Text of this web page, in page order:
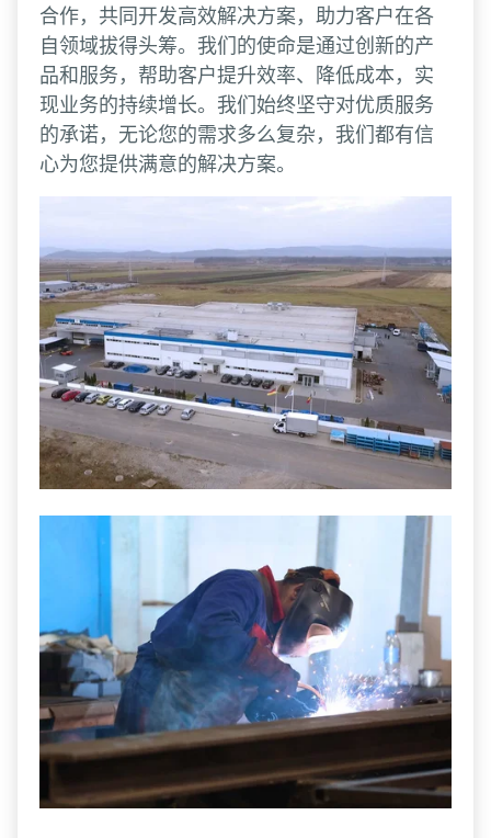
合作，共同开发高效解决方案，助力客户在各
自领域拔得头筹。我们的使命是通过创新的产
品和服务，帮助客户提升效率、降低成本，实
现业务的持续增长。我们始终坚守对优质服务
的承诺，无论您的需求多么复杂，我们都有信
心为您提供满意的解决方案。